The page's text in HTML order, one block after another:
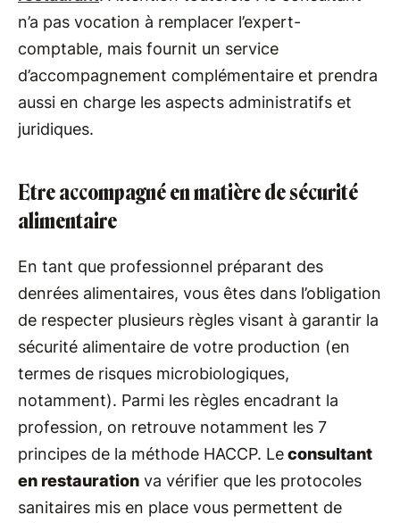
n’a pas vocation à remplacer l’expert-
comptable, mais fournit un service
d’accompagnement complémentaire et prendra
aussi en charge les aspects administratifs et
juridiques.
Etre accompagné en matière de sécurité
alimentaire
En tant que professionnel préparant des
denrées alimentaires, vous êtes dans l’obligation
de respecter plusieurs règles visant à garantir la
sécurité alimentaire de votre production (en
termes de risques microbiologiques,
notamment). Parmi les règles encadrant la
profession, on retrouve notamment les 7
principes de la méthode HACCP. Leconsultant
en restauration va vérifier que les protocoles
sanitaires mis en place vous permettent de